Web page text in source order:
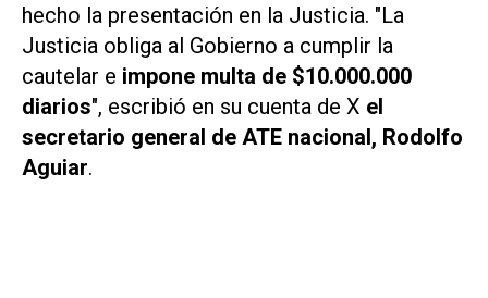
hecho la presentación en la Justicia. "La
Justicia obliga al Gobierno a cumplir la
cautelar e impone multa de $10.000.000
diarios", escribió en su cuenta de X el
secretario general de ATE nacional, Rodolfo
Aguiar.